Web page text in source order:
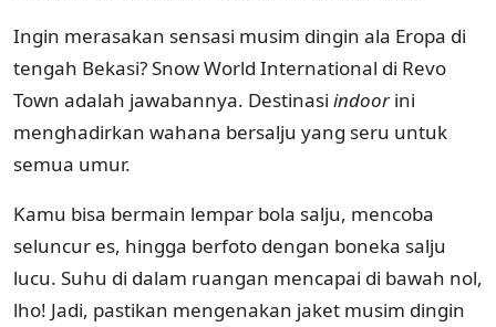
Ingin merasakan sensasi musim dingin ala Eropa di
tengah Bekasi? Snow World International di Revo
Town adalah jawabannya. Destinasi indoorini
menghadirkan wahana bersalju yang seru untuk
semua umur.
Kamu bisa bermain lempar bola salju, mencoba
seluncur es, hingga berfoto dengan boneka salju
lucu. Suhu di dalam ruangan mencapai di bawah nol,
lho! Jadi, pastikan mengenakan jaket musim dingin